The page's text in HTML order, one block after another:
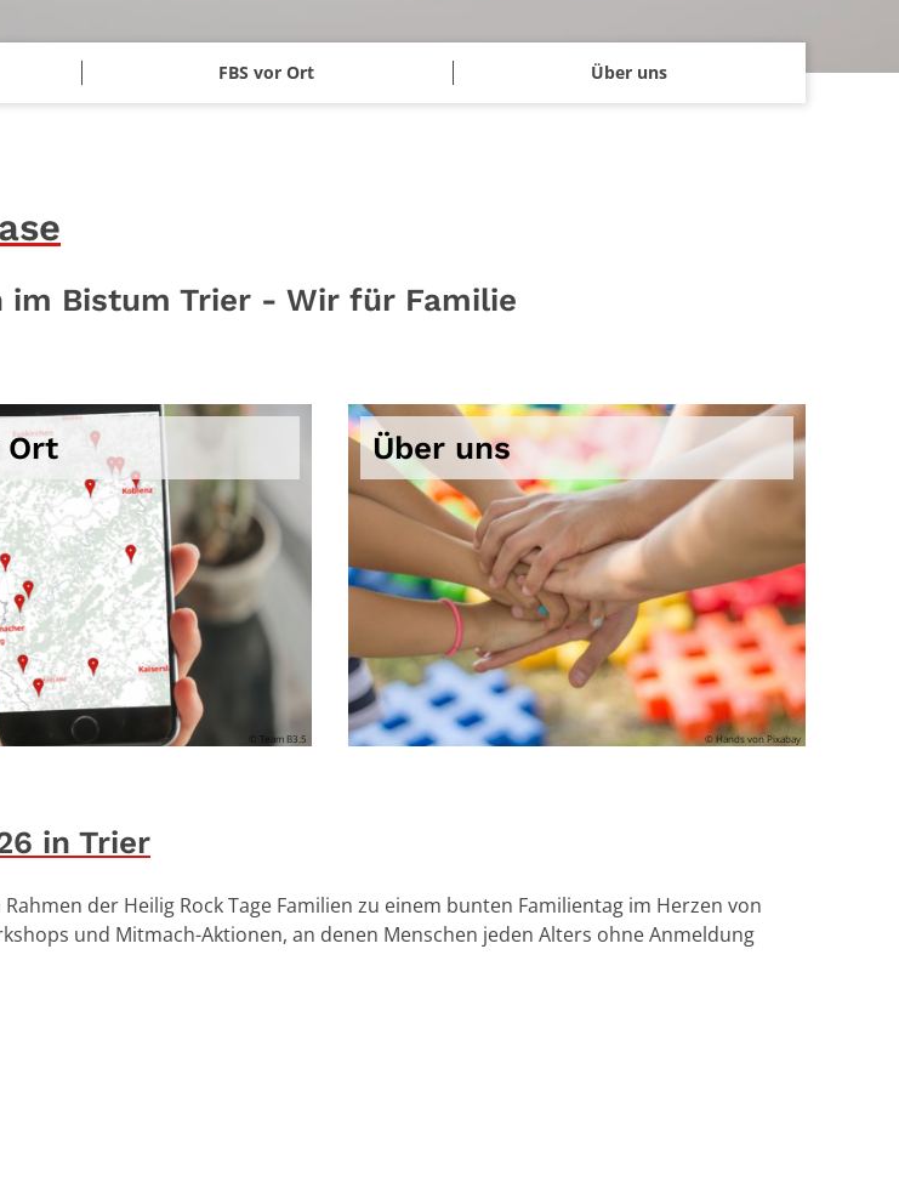
FBS vor Ort Über uns
im Bistum Trier - Wir für Familie
Ort
© Team B3.5
Über uns
© Hands von Pixabay
in Trier
der Heilig Rock Tage Familien zu einem bunten Familientag im Herzen von
und Mitmach-Aktionen, an denen Menschen jeden Alters ohne Anmeldung